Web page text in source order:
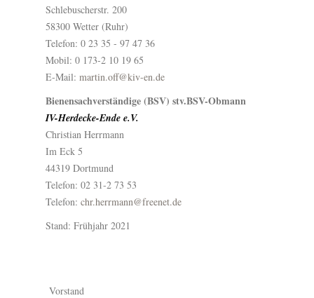
Schlebuscherstr. 200
58300 Wetter (Ruhr)
Telefon: 0 23 35 - 97 47 36
Mobil: 0 173-2 10 19 65
E-Mail: martin.off@kiv-en.de
Bienensachverständige (BSV) stv.BSV-Obmann
IV-Herdecke-Ende e.V.
Christian Herrmann
Im Eck 5
44319 Dortmund
Telefon: 02 31-2 73 53
Telefon: chr.herrmann@freenet.de
Stand: Frühjahr 2021
Vorstand